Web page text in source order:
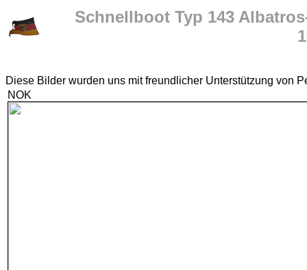
Schnellboot Typ 143
Diese Bilder wurden uns mit freundlicher Unterstützung von
NOK